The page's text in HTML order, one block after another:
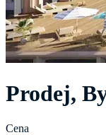
Prodej,
Cena